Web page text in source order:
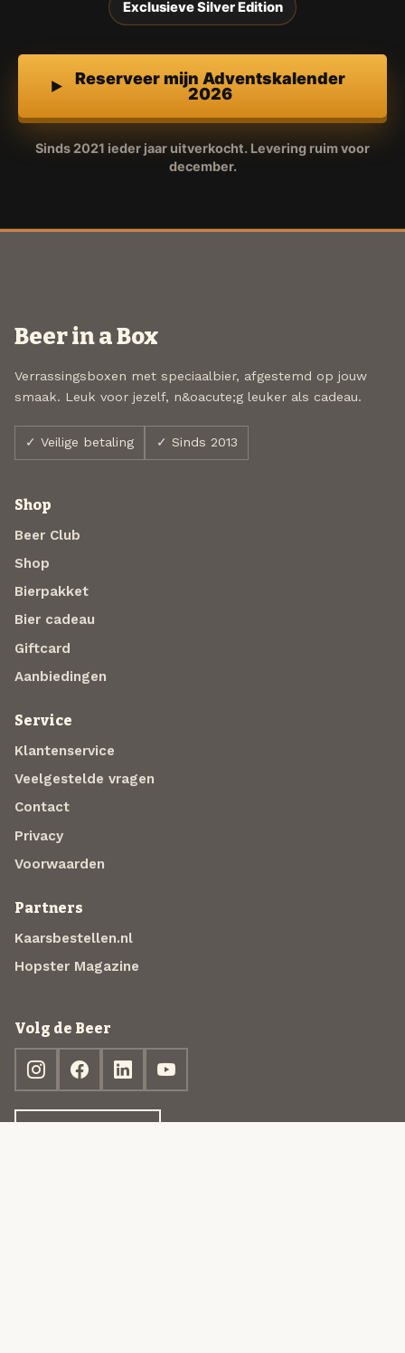
Exclusieve Silver Edition
Reserveer mijn Adventskalender
2026
Sinds 2021 ieder jaar uitverkocht. Levering ruim voor
december.
Beer in a Box
Verrassingsboxen met speciaalbier, afgestemd op jouw
smaak. Leuk voor jezelf, n&oacute;g leuker als cadeau.
✓ Veilige betaling ✓ Sinds 2013
Shop
Beer Club
Shop
Bierpakket
Bier cadeau
Giftcard
Aanbiedingen
Service
Klantenservice
Veelgestelde vragen
Contact
Privacy
Voorwaarden
Partners
Kaarsbestellen.nl
Hopster Magazine
Volg de Beer